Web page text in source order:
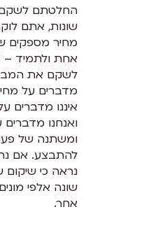
החלטתם לשקם
שונות, אתם
מחיר מספקים
אחת ולתמיד –
לשקם את
מדברים על
איננו מדברים
ואנחנו מדברים
ומשתנה של
להתבצע. אם
נראה כי
שונה אלפי
אחר.